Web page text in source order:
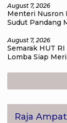
August 7, 2026
Menteri Nusron
Sudut Pandang
August 7, 2026
Semarak HUT
Lomba Siap
Raja Ampat